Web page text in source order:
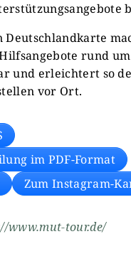
rund
und erleichtert so
vor Ort.
im PDF-Format
Zum Instagram-
www.mut-tour.de/